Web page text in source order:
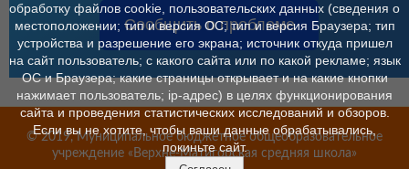
Сообщить о проблеме
© 2019, Муниципальное бюджетное общеобразовательное
учреждение «Верхне-Матигорская средняя школа»
обработку файлов cookie, пользовательских данных (сведения о
местоположении; тип и версия ОС; тип и версия Браузера; тип
устройства и разрешение его экрана; источник откуда пришел
на сайт пользователь; с какого сайта или по какой рекламе; язык
ОС и Браузера; какие страницы открывает и на какие кнопки
нажимает пользователь; ip-адрес) в целях функционирования
сайта и проведения статистических исследований и обзоров.
Если вы не хотите, чтобы ваши данные обрабатывались,
покиньте сайт.